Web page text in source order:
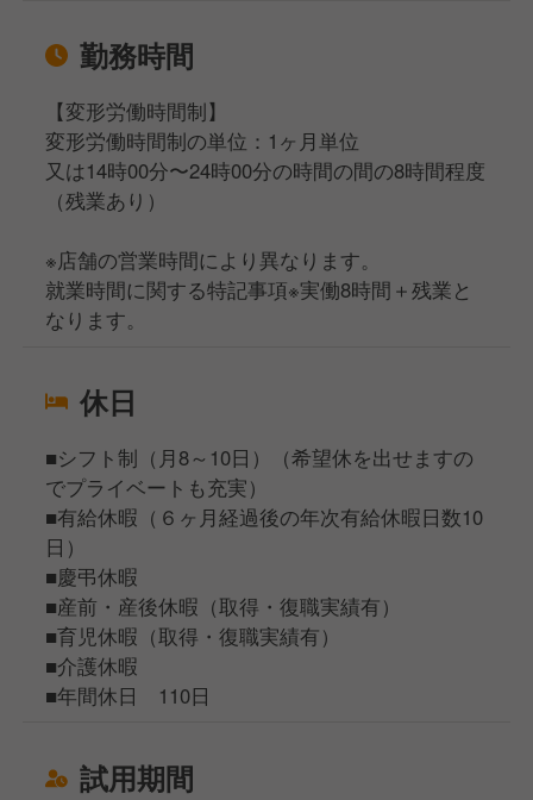
勤務時間
【変形労働時間制】
変形労働時間制の単位：1ヶ月単位
又は14時00分〜24時00分の時間の間の8時間程度
（残業あり）
※店舗の営業時間により異なります。
就業時間に関する特記事項※実働8時間＋残業と
なります。
休日
■シフト制（月8～10日）（希望休を出せますの
でプライベートも充実）
■有給休暇（６ヶ月経過後の年次有給休暇日数10
日）
■慶弔休暇
■産前・産後休暇（取得・復職実績有）
■育児休暇（取得・復職実績有）
■介護休暇
■年間休日 110日
試用期間